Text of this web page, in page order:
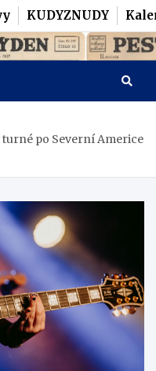
KUDYZNUDY
po Severní Americe